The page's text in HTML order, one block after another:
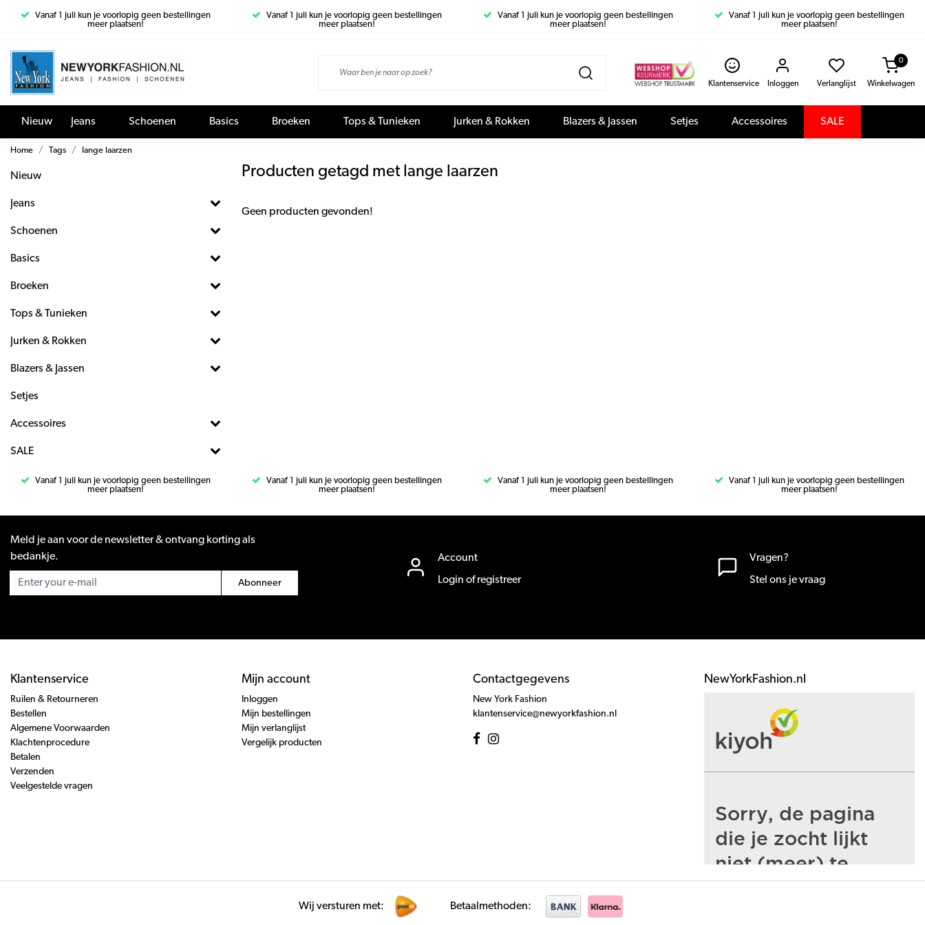
Vanaf 1 juli kun je voorlopig geen bestellingen
meer plaatsen!
Vanaf 1 juli kun je voorlopig geen bestellingen
meer plaatsen!
Vanaf 1 juli kun je voorlopig geen bestellingen
meer plaatsen!
Vanaf 1 juli kun je voorlopig geen bestellingen
meer plaatsen!
Klantenservice Inloggen Verlanglijst Winkelwagen
0
Nieuw Jeans Schoenen Basics Broeken Tops & Tunieken Jurken & Rokken Blazers & Jassen Setjes Accessoires SALE
Home Tags lange laarzen
Nieuw
Jeans
Schoenen
Basics
Broeken
Tops & Tunieken
Jurken & Rokken
Blazers & Jassen
Setjes
Accessoires
SALE
Producten getagd met lange laarzen
Geen producten gevonden!
Vanaf 1 juli kun je voorlopig geen bestellingen
meer plaatsen!
Vanaf 1 juli kun je voorlopig geen bestellingen
meer plaatsen!
Vanaf 1 juli kun je voorlopig geen bestellingen
meer plaatsen!
Vanaf 1 juli kun je voorlopig geen bestellingen
meer plaatsen!
Meld je aan voor de newsletter & ontvang korting als
bedankje.
Abonneer
Account
Login of registreer
Vragen?
Stel ons je vraag
Klantenservice
Ruilen & Retourneren
Bestellen
Algemene Voorwaarden
Klachtenprocedure
Betalen
Verzenden
Veelgestelde vragen
Mijn account
Inloggen
Mijn bestellingen
Mijn verlanglijst
Vergelijk producten
Contactgegevens
New York Fashion
klantenservice@newyorkfashion.nl
NewYorkFashion.nl
Wij versturen met: Betaalmethoden: